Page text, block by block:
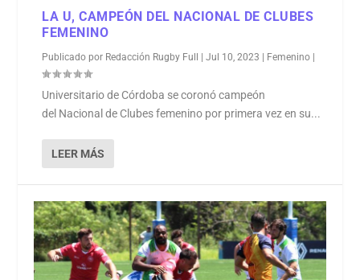
LA U, CAMPEÓN DEL NACIONAL DE CLUBES
FEMENINO
Publicado por Redacción Rugby Full |Jul 10, 2023 Femenino
Universitario de Córdoba se coronó campeón
del Nacional de Clubes femenino por primera vez en su...
LEER MÁS